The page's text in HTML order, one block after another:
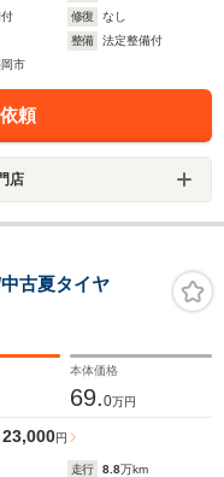
修復
なし
整備
法定整備付
市
頼
店
古夏タイヤ
本体価格
69.0万円
23,000円
走行 8.8万km